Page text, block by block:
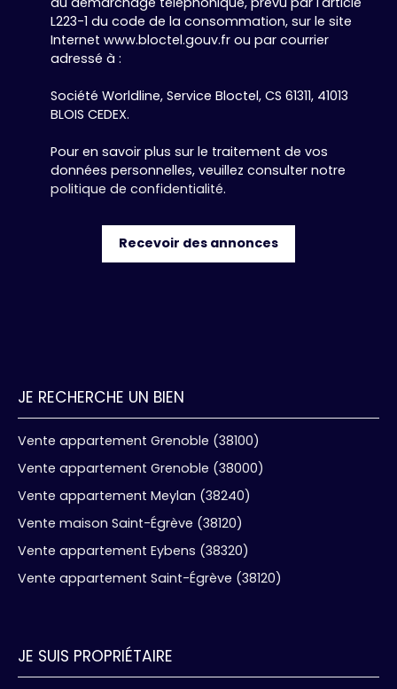
L223-1 du code de la consommation, sur le site
Internet www.bloctel.gouv.fr ou par courrier
adressé à :
Société Worldline, Service Bloctel, CS 61311, 41013
BLOIS CEDEX.
Pour en savoir plus sur le traitement de vos
données personnelles, veuillez consulter notre
politique de confidentialité.
Recevoir des annonces
JE RECHERCHE UN BIEN
Vente appartement Grenoble (38100)
Vente appartement Grenoble (38000)
Vente appartement Meylan (38240)
Vente maison Saint-Égrève (38120)
Vente appartement Eybens (38320)
Vente appartement Saint-Égrève (38120)
JE SUIS PROPRIÉTAIRE